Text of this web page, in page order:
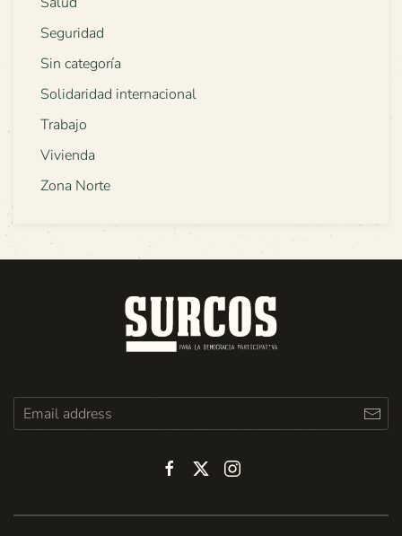
Seguridad
Sin categoría
Solidaridad internacional
Trabajo
Vivienda
Zona Norte